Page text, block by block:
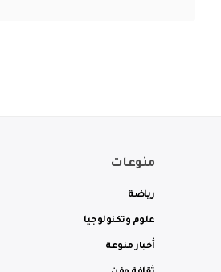
منوعات
رياضة
علوم وتكنولوجيا
أخبار منوعة